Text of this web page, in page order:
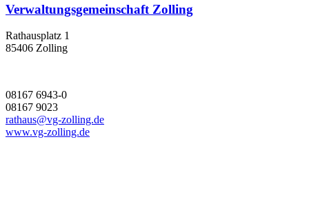
Verwaltungsgemeinschaft Zolling
Rathausplatz 1
85406 Zolling
08167 6943-0
08167 9023
rathaus@vg-zolling.de
www.vg-zolling.de